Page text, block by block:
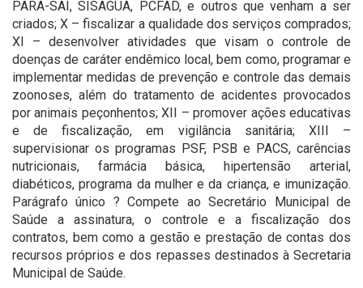
PARA-SAI, SISAGUA, PCFAD, e outros que venham a ser
criados; X – fiscalizar a qualidade dos serviços comprados;
XI – desenvolver atividades que visam o controle de
doenças de caráter endêmico local, bem como, programar e
implementar medidas de prevenção e controle das demais
zoonoses, além do tratamento de acidentes provocados
por animais peçonhentos; XII – promover ações educativas
e de fiscalização, em vigilância sanitária; XIII –
supervisionar os programas PSF, PSB e PACS, carências
nutricionais, farmácia básica, hipertensão arterial,
diabéticos, programa da mulher e da criança, e imunização.
Parágrafo único ? Compete ao Secretário Municipal de
Saúde a assinatura, o controle e a fiscalização dos
contratos, bem como a gestão e prestação de contas dos
recursos próprios e dos repasses destinados à Secretaria
Municipal de Saúde.